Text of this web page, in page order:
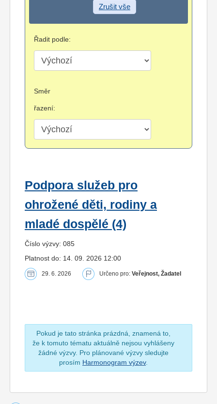
Zrušit vše
Řadit podle:
Směr
řazení:
Podpora služeb pro
ohrožené děti, rodiny a
mladé dospělé (4)
Číslo výzvy: 085
Platnost do: 14. 09. 2026 12:00
29. 6. 2026 Určeno pro: Veřejnost, Žadatel
Pokud je tato stránka prázdná, znamená to,
že k tomuto tématu aktuálně nejsou vyhlášeny
žádné výzvy. Pro plánované výzvy sledujte
prosím Harmonogram výzev.